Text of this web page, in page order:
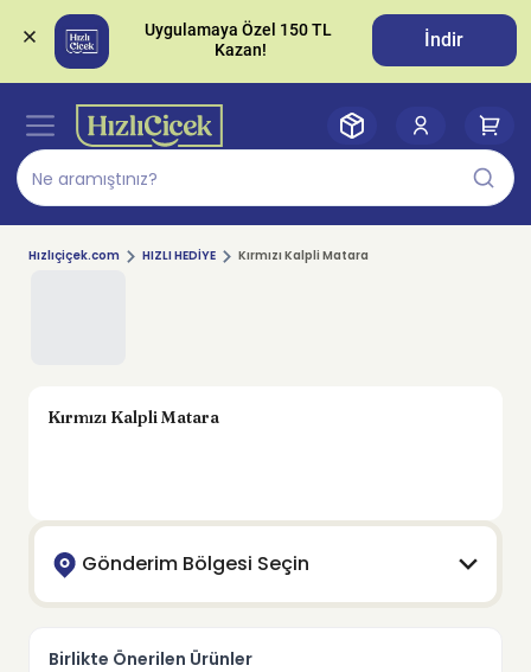
Uygulamaya Özel 150 TL
İndir
Hızlıçiçek.com HIZLI HEDİYE Kırmızı Kalpli Matara
Kırmızı Kalpli Matara
Gönderim Bölgesi Seçin
Birlikte Önerilen Ürünler